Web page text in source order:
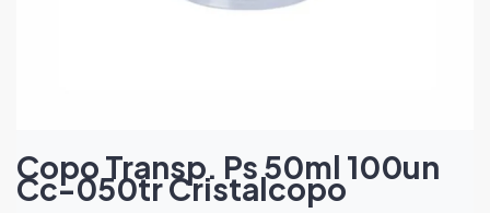
Copo Transp. Ps 50ml 100un
Cc-050tr Cristalcopo